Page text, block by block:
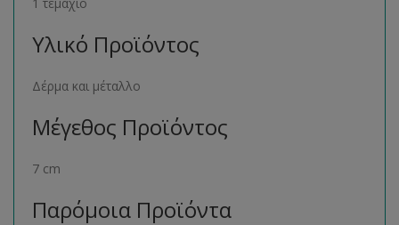
Υλικό Προϊόντος
Δέρμα και μέταλλο
Μέγεθος Προϊόντος
7 cm
Παρόμοια Προϊόντα